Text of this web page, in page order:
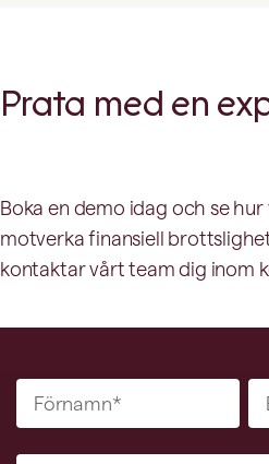
Prata med en
Boka en demo idag och se hur
motverka finansiell
kontaktar vårt team dig inom